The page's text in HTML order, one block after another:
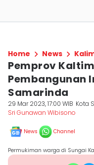
Home News
Pemprov
Pembangunan
Samarinda
29 Mar 2023, 17:00 WIB Kota
Sri Gunawan Wibisono
News Channel
Permukiman warga di Sungai